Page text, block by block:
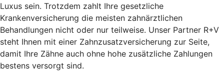
Luxus sein. Trotzdem zahlt Ihre gesetzliche
Krankenversicherung die meisten zahnärztlichen
Behandlungen nicht oder nur teilweise. Unser Partner R+V
steht Ihnen mit einer Zahnzusatzversicherung zur Seite,
damit Ihre Zähne auch ohne hohe zusätzliche Zahlungen
bestens versorgt sind.